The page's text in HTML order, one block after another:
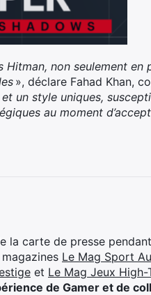
Hitman, non seulement
», déclare Fahad Khan,
un style uniques,
au moment
la carte de presse
Le Mag Sport
et Le Mag Jeux
de Gamer et de